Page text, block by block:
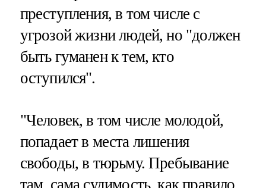
преступления, в том числе с
угрозой жизни людей, но "должен
быть гуманен к тем, кто
оступился".
"Человек, в том числе молодой,
попадает в места лишения
свободы, в тюрьму. Пребывание